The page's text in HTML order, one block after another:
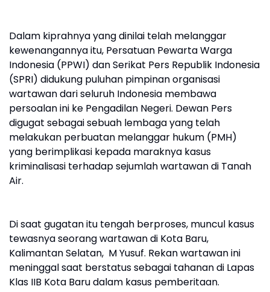
Dalam kiprahnya yang dinilai telah melanggar
kewenangannya itu, Persatuan Pewarta Warga
Indonesia (PPWI) dan Serikat Pers Republik Indonesia
(SPRI) didukung puluhan pimpinan organisasi
wartawan dari seluruh Indonesia membawa
persoalan ini ke Pengadilan Negeri. Dewan Pers
digugat sebagai sebuah lembaga yang telah
melakukan perbuatan melanggar hukum (PMH)
yang berimplikasi kepada maraknya kasus
kriminalisasi terhadap sejumlah wartawan di Tanah
Air.
Di saat gugatan itu tengah berproses, muncul kasus
tewasnya seorang wartawan di Kota Baru,
Kalimantan Selatan, M Yusuf. Rekan wartawan ini
meninggal saat berstatus sebagai tahanan di Lapas
Klas IIB Kota Baru dalam kasus pemberitaan.